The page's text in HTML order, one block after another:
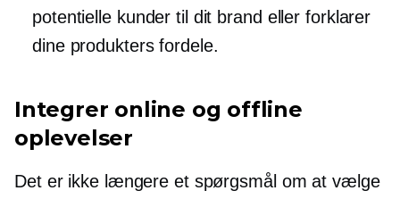
potentielle kunder til dit brand eller forklarer
dine produkters fordele.
Integrer online og offline
oplevelser
Det er ikke længere et spørgsmål om at vælge